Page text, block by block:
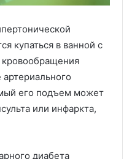
купаться в ванной с
его подъем может
или инфаркта,
диабета